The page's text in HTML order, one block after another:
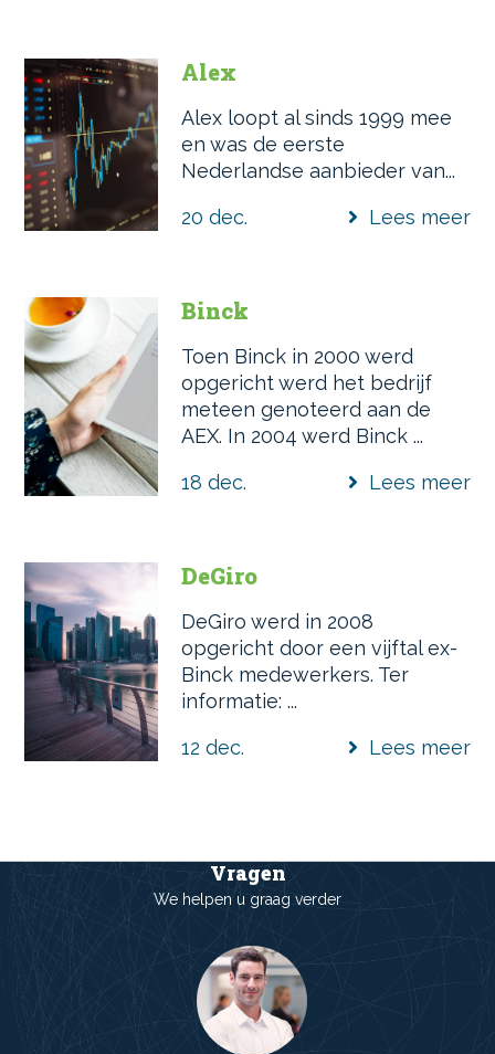
Alex
Alex loopt al sinds 1999 mee
en was de eerste
Nederlandse aanbieder van...
20 dec.
Lees meer
Binck
Toen Binck in 2000 werd
opgericht werd het bedrijf
meteen genoteerd aan de
AEX. In 2004 werd Binck ...
18 dec.
Lees meer
DeGiro
DeGiro werd in 2008
opgericht door een vijftal ex-
Binck medewerkers. Ter
informatie: ...
12 dec.
Lees meer
Vragen
We helpen u graag verder